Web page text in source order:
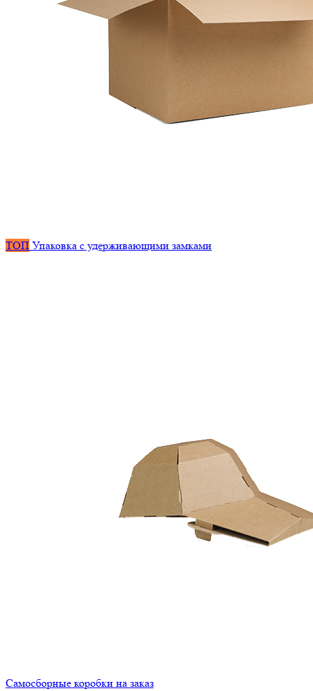
ТОП Упаковка с удерживающими замками
Самосборные коробки на заказ